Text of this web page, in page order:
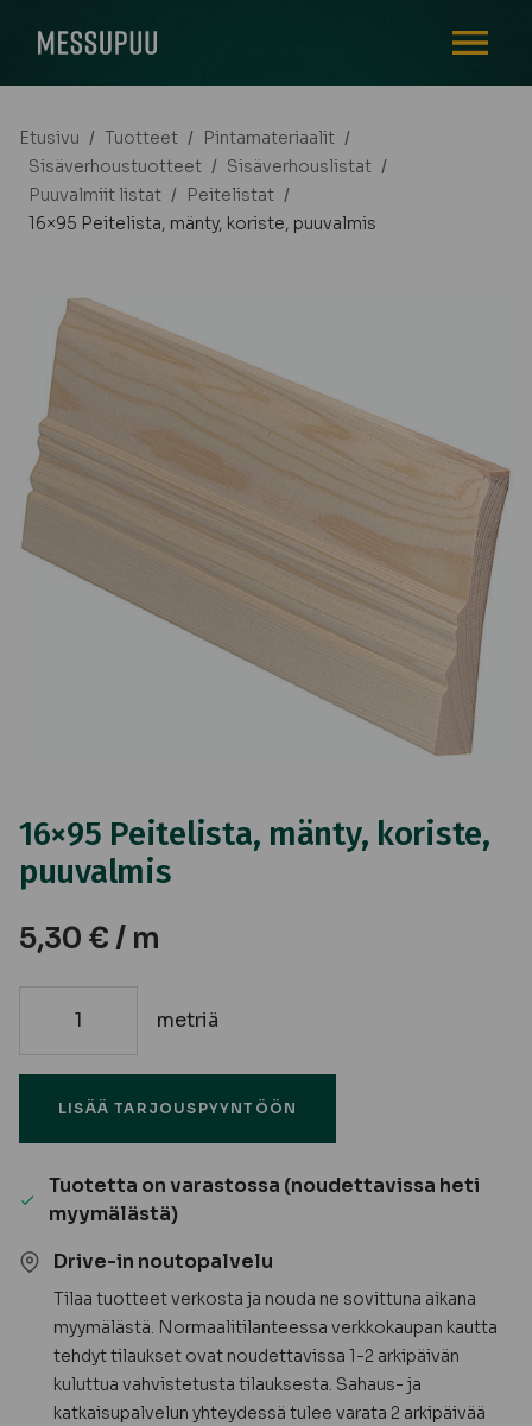
Etusivu / Tuotteet / Pintamateriaalit /
Sisäverhoustuotteet / Sisäverhouslistat /
Puuvalmiit listat / Peitelistat /
16×95 Peitelista, mänty, koriste, puuvalmis
16×95 Peitelista, mänty, koriste,
puuvalmis
5,30 € / m
koriste,
puuvalmis
määrä
metriä
LISÄÄ TARJOUSPYYNTÖÖN
Tuotetta on varastossa (noudettavissa heti
myymälästä)
Drive-in noutopalvelu
Tilaa tuotteet verkosta ja nouda ne sovittuna aikana
myymälästä. Normaalitilanteessa verkkokaupan kautta
tehdyt tilaukset ovat noudettavissa 1-2 arkipäivän
kuluttua vahvistetusta tilauksesta. Sahaus- ja
katkaisupalvelun yhteydessä tulee varata 2 arkipäivää